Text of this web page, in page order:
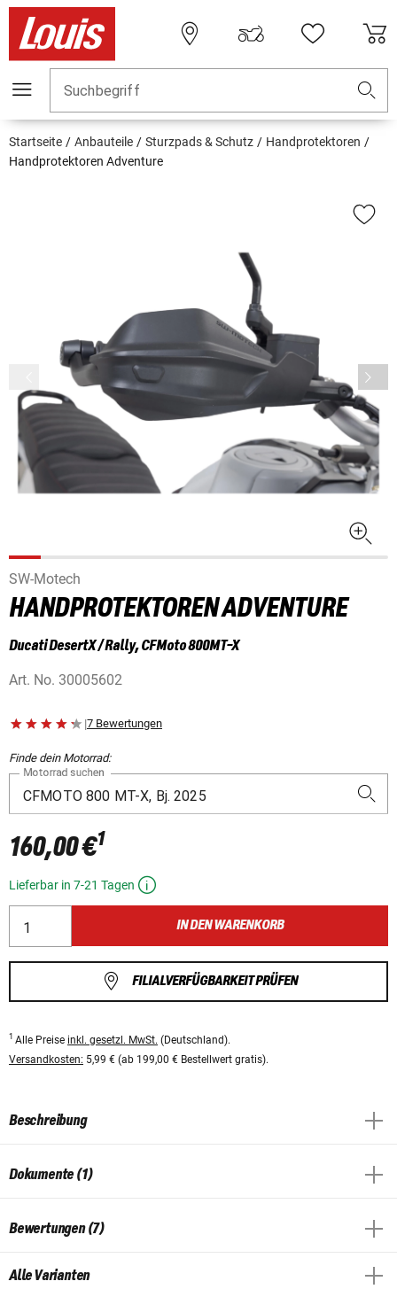
Suchbegriff
Startseite Anbauteile Sturzpads & Schutz
Handprotektoren
Handprotektoren Adventure
SW-Motech
HANDPROTEKTOREN ADVENTURE
Ducati DesertX / Rally, CFMoto 800MT-X
Art. No. 30005602
|7 Bewertungen
Finde dein Motorrad:
Motorrad suchen
160,00 €1
Lieferbar in 7-21 Tagen
IN DEN WARENKORB
FILIALVERFÜGBARKEIT PRÜFEN
1 Alle Preise inkl. gesetzl. MwSt. (Deutschland).
Versandkosten: 5,99 € (ab 199,00 € Bestellwert gratis).
Beschreibung
Dokumente (1)
Bewertungen (7)
Alle Varianten